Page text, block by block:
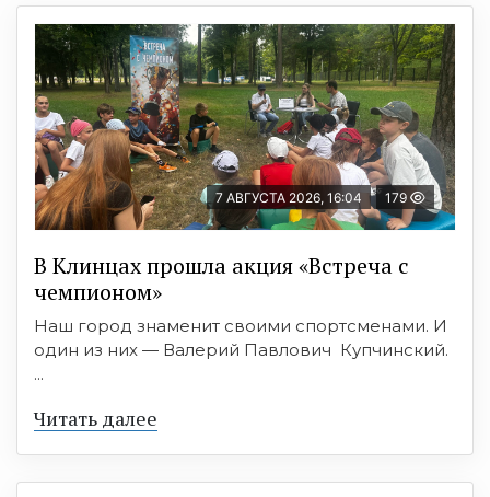
7 АВГУСТА 2026, 16:04 179
В Клинцах прошла акция «Встреча с
чемпионом»
Наш город знаменит своими спортсменами. И
один из них — Валерий Павлович Купчинский.
...
Читать далее